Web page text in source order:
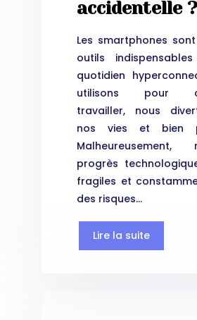
accidentelle ?
Les smartphones
outils
quotidien
utilisons pour
travailler, nous
nos vies et bien
progrès
fragiles et
des risques…
Lire la suite